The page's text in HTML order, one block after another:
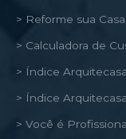
> Reforme sua Casa
> Calculadora de
> Índice Arquitecasa
> Índice
> Você é